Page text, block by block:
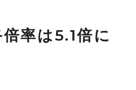
率は5.1倍に